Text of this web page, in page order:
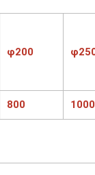
φ200
800 1000